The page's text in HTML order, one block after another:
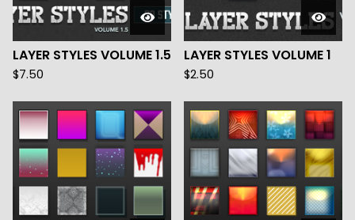
LAYER STYLES VOLUME 1.5
$7.50
LAYER STYLES VOLUME 1
$2.50